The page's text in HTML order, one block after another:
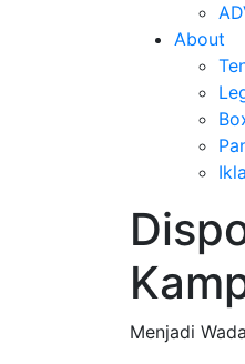
About
Menjadi